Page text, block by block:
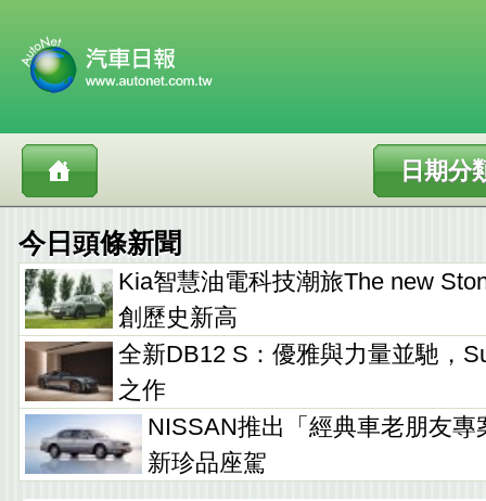
日期分
今日頭條新聞
Kia智慧油電科技潮旅The new
創歷史新高
全新DB12 S：優雅與力量並馳，
之作
NISSAN推出「經典車老朋友專
新珍品座駕